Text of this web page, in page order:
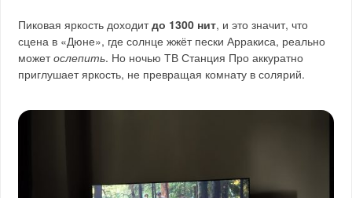
Пиковая яркость доходитдо 1300 нит, и это значит, что
сцена в «Дюне», где солнце жжёт пески Арракиса, реально
можетослепить. Но ночью ТВ Станция Про аккуратно
приглушает яркость, не превращая комнату в солярий.